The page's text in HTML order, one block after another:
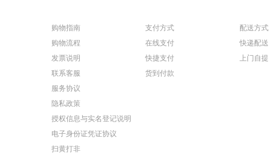
购物指南
购物流程
发票说明
联系客服
服务协议
隐私政策
授权信息与实名登记说明
电子身份证凭证协议
扫黄打非
支付方式
在线支付
快捷支付
货到付款
配送方式
快递配送
上门自提